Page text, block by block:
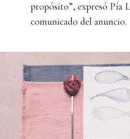
propósito”, expresó Pía
comunicado del anuncio.